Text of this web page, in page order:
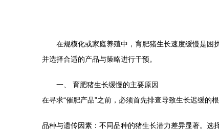
在规模化或家庭养殖中，育肥猪生长速度缓慢是困
并选择合适的产品与策略进行干预。
一、 育肥猪生长缓慢的主要原因
在寻求“催肥产品”之前，必须首先排查导致生长迟缓的
品种与遗传因素：不同品种的猪生长潜力差异显著。选